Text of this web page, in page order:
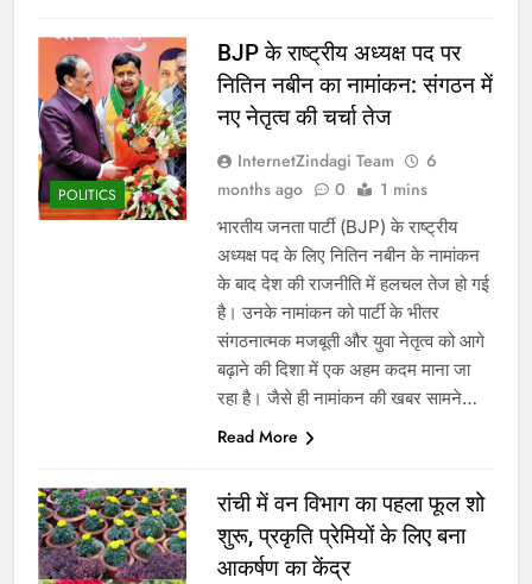
POLITICS
BJP के राष्ट्रीय अध्यक्ष पद पर
नितिन नबीन का नामांकन: संगठन में
नए नेतृत्व की चर्चा तेज
InternetZindagi Team
6
months ago
0 1 mins
भारतीय जनता पार्टी (BJP) के राष्ट्रीय
अध्यक्ष पद के लिए नितिन नबीन के नामांकन
के बाद देश की राजनीति में हलचल तेज हो गई
है। उनके नामांकन को पार्टी के भीतर
संगठनात्मक मजबूती और युवा नेतृत्व को आगे
बढ़ाने की दिशा में एक अहम कदम माना जा
रहा है। जैसे ही नामांकन की खबर सामने…
Read More
रांची में वन विभाग का पहला फूल शो
शुरू, प्रकृति प्रेमियों के लिए बना
आकर्षण का केंद्र